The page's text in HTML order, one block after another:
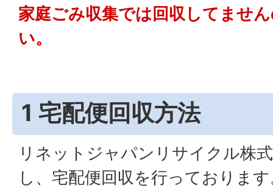
家庭ごみ収集では回収してませ
い。
1 宅配便回収方法
リネットジャパンリサイクル株
し、宅配便回収を行っておりま